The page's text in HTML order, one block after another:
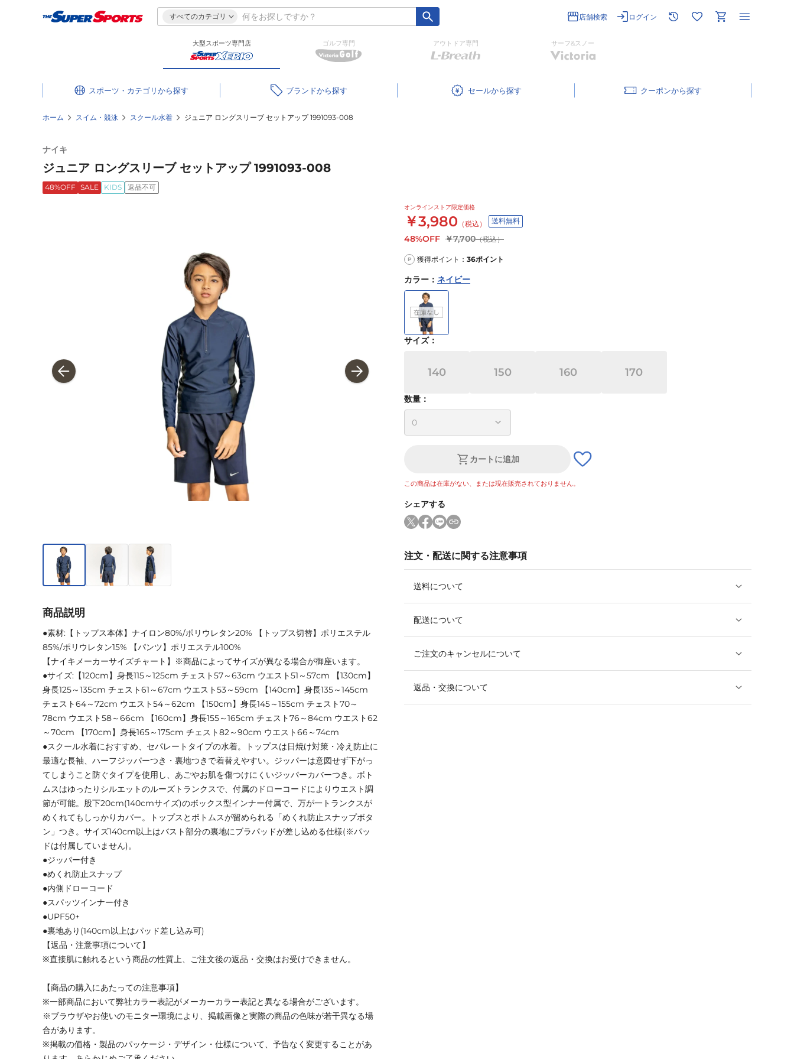
すべてのカテゴリ 店舗検索 ログイン
大型スポーツ専門店 ゴルフ専門 アウトドア専門 サーフ&スノー
スポーツ・カテゴリ ブランド セール クーポン
ホーム スイム・競泳 スクール水着 ジュニア ロングスリーブ セットアップ 1991093-008
ナイキ
ジュニア ロングスリーブ セットアップ 1991093-008
48%OFF SALE KIDS 返品不可
オンラインストア限定価格
￥3,980 （税込） 送料無料
48%OFF ￥7,700（税込）
P 獲得ポイント： 36ポイント
カラー ： ネイビー
サイズ：
140 150 160 170
数量：
カートに追加
この商品は在庫がない、または現在販売されておりません。
シェアする
注文・配送に関する注意事項
送料について
配送について
ご注文のキャンセルについて
返品・交換について
商品説明
●素材:【トップス本体】ナイロン80%/ポリウレタン20% 【トップス切替】ポリエステル
85%/ポリウレタン15% 【パンツ】ポリエステル100%
【ナイキメーカーサイズチャート】※商品によってサイズが異なる場合が御座います。
●サイズ:【120cm】身長115～125cm チェスト57～63cm ウエスト51～57cm 【130cm】
身長125～135cm チェスト61～67cm ウエスト53～59cm 【140cm】身長135～145cm
チェスト64～72cm ウエスト54～62cm 【150cm】身長145～155cm チェスト70～
78cm ウエスト58～66cm 【160cm】身長155～165cm チェスト76～84cm ウエスト62
～70cm 【170cm】身長165～175cm チェスト82～90cm ウエスト66～74cm
●スクール水着におすすめ、セパレートタイプの水着。トップスは日焼け対策・冷え防止に
最適な長袖、ハーフジッパーつき・裏地つきで着替えやすい。ジッパーは意図せず下がっ
てしまうこと防ぐタイプを使用し、あごやお肌を傷つけにくいジッパーカバーつき。ボト
ムスはゆったりシルエットのルーズトランクスで、付属のドローコードによりウエスト調
節が可能。股下20cm(140cmサイズ)のボックス型インナー付属で、万が一トランクスが
めくれてもしっかりカバー。トップスとボトムスが留められる「めくれ防止スナップボタ
ン」つき。サイズ140cm以上はバスト部分の裏地にブラパッドが差し込める仕様(※パッ
ドは付属していません)。
●ジッパー付き
●めくれ防止スナップ
●内側ドローコード
●スパッツインナー付き
●UPF50+
●裏地あり(140cm以上はパッド差し込み可)
【返品・注意事項について】
※直接肌に触れるという商品の性質上、ご注文後の返品・交換はお受けできません。
【商品の購入にあたっての注意事項】
※一部商品において弊社カラー表記がメーカーカラー表記と異なる場合がございます。
※ブラウザやお使いのモニター環境により、掲載画像と実際の商品の色味が若干異なる場
合があります。
※掲載の価格・製品のパッケージ・デザイン・仕様について、予告なく変更することがあ